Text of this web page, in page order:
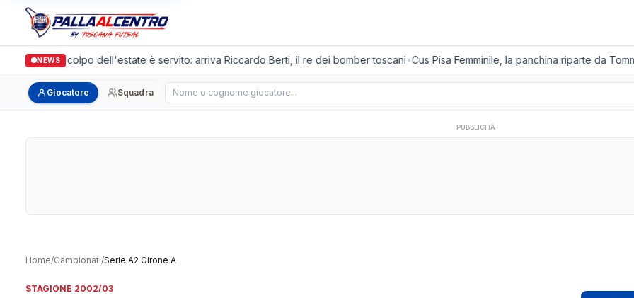
NEWS
Arpi Nova, il colpo dell'estate è servito: arriva Riccardo Berti, il re dei bomber toscani•Cus Pisa Femminile, la panchina riparte da
Giocatore Squadra Cerca giocatore
PUBBLICITÀ
Home/Campionati/Serie A2 Girone A
STAGIONE 2002/03